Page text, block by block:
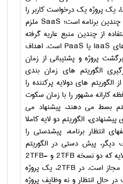
یک پروژه یک درخواست کاربر را
برنامه است؛ SaaS ملزم
از چندین منبع عاریه گرفته
IaaS یا PaaS است. اهداف
پروژه و پشتیبانی از زمان
الگوریتم های زمان بندی
های دولایه پرکننده را
کارانه مشهور را با زمان سکوت
بسط می دهند، پیشنهاد می
الگوریتم دو لایه کاملا
انتظار برنامه، پیشدستی را
پیش دستی در الگوریتم
که دو نسخه 2TFB و 2TFB-
مجاز است. در 2TFB، یک پروژه
حال انتظار و نه وظایف پروژه